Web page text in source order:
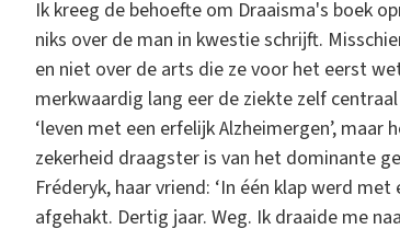
Ik kreeg de behoefte om Draaisma's boek
niks over de man in kwestie schrijft.
en niet over de arts die ze voor het eerst
merkwaardig lang eer de ziekte zelf
‘leven met een erfelijk Alzheimergen’,
zekerheid draagster is van het dominante
Fréderyk, haar vriend: ‘In één klap werd
afgehakt. Dertig jaar. Weg. Ik draaide me